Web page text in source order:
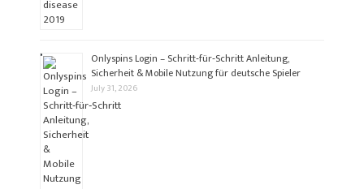
Onlyspins Login – Schritt‑für‑Schritt Anleitung,
Sicherheit & Mobile Nutzung für deutsche Spieler
July 31, 2026